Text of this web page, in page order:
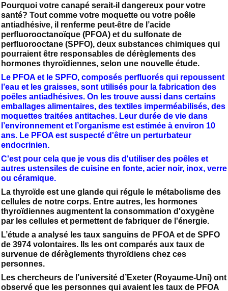
Pourquoi votre canapé serait-il dangereux pour votre
santé? Tout comme votre moquette ou votre poêle
antiadhésive, il renferme peut-être de l’acide
perfluorooctanoïque (PFOA) et du sulfonate de
perfluorooctane (SPFO), deux substances chimiques qui
pourraient être responsables de dérèglements des
hormones thyroïdiennes, selon une nouvelle étude.
Le PFOA et le SPFO, composés perfluorés qui repoussent
l’eau et les graisses, sont utilisés pour la fabrication des
poêles antiadhésives. On les trouve aussi dans certains
emballages alimentaires, des textiles imperméabilisés, des
moquettes traitées antitaches. Leur durée de vie dans
l’environnement et l’organisme est estimée à environ 10
ans. Le PFOA est suspecté d'être un perturbateur
endocrinien.
C'est pour cela que je vous dis d'utiliser des poêles et
autres ustensiles de cuisine en fonte, acier noir, inox, verre
ou céramique.
La thyroïde est une glande qui régule le métabolisme des
cellules de notre corps. Entre autres, les hormones
thyroïdiennes augmentent la consommation d'oxygène
par les cellules et permettent de fabriquer de l'énergie.
L’étude a analysé les taux sanguins de PFOA et de SPFO
de 3974 volontaires. Ils les ont comparés aux taux de
survenue de dérèglements thyroïdiens chez ces
personnes.
Les chercheurs de l’université d’Exeter (Royaume-Uni) ont
observé que les personnes qui avaient les taux de PFOA